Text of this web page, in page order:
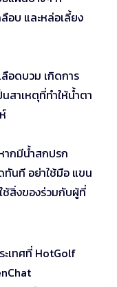
อบ และหล่อเลี้ยง
ลือดบวม เกิดการ
สาเหตุที่ทำให้น้ำตา
ากมีน้ำสกปรก
ทันที อย่าใช้มือ แขน
ช้สิ่งของร่วมกับผู้ที่
เทศที่ HotGolf